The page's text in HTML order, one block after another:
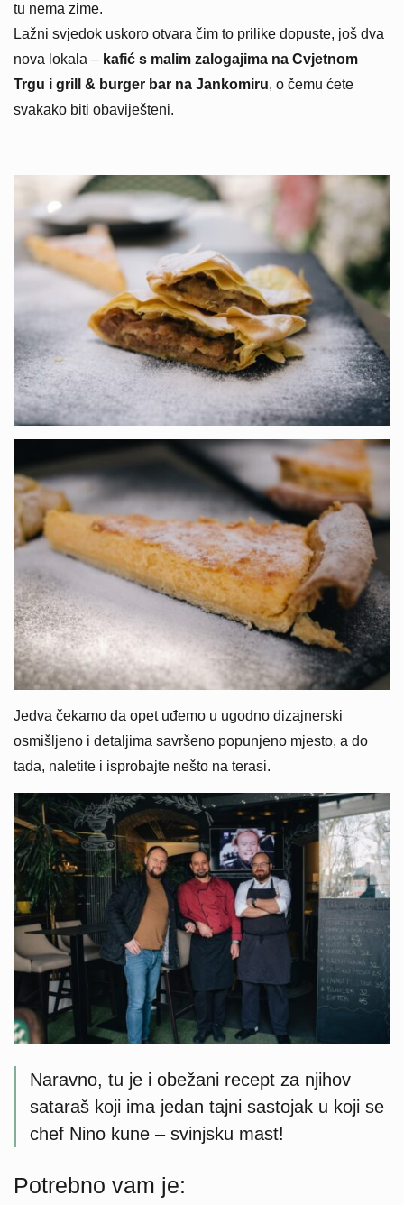
tu nema zime.
Lažni svjedok uskoro otvara čim to prilike dopuste, još dva
nova lokala – kafić s malim zalogajima na Cvjetnom
Trgu i grill & burger bar na Jankomiru, o čemu ćete
svakako biti obaviješteni.
Jedva čekamo da opet uđemo u ugodno dizajnerski
osmišljeno i detaljima savršeno popunjeno mjesto, a do
tada, naletite i isprobajte nešto na terasi.
Naravno, tu je i obežani recept za njihov
sataraš koji ima jedan tajni sastojak u koji se
chef Nino kune – svinjsku mast!
Potrebno vam je: